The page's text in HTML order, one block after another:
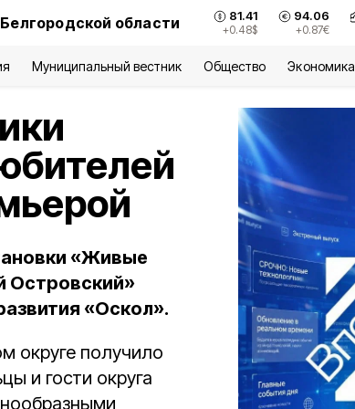
области 81.41
+0.48$
94.06
+0.87€
Муниципальный вестник Общество Экономика
«Живые
Островский»
«Оскол».
округе получило
и гости округа